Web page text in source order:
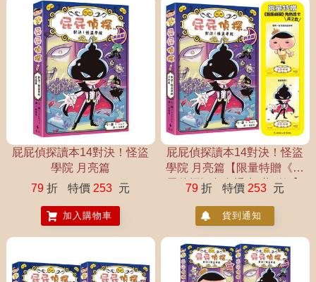
屁屁偵探讀本14對決！怪盜
學院 月亮篇
79 折 特價 253 元
加入購物車
屁屁偵探讀本14對決！怪盜
學院 月亮篇【限量特贈《屁
屁偵探》角色透卡(共2款)】
79 折 特價 253 元
貨到通知